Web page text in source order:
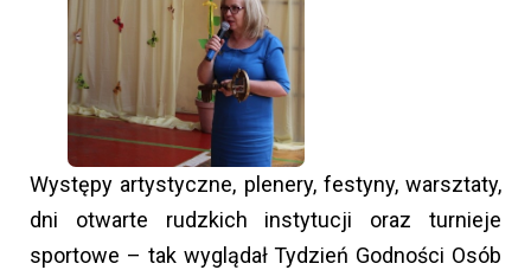
Występy artystyczne, plenery, festyny, warsztaty,
dni otwarte rudzkich instytucji oraz turnieje
sportowe – tak wyglądał Tydzień Godności Osób